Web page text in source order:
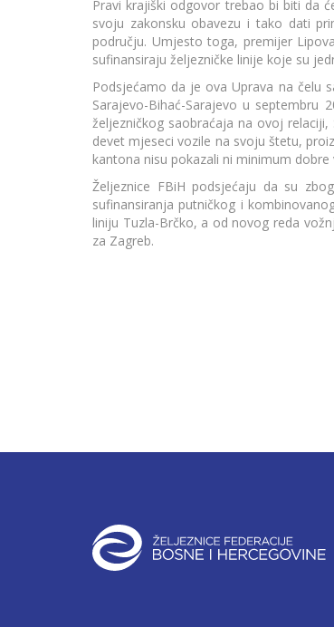
Pravi krajiški odgovor trebao bi biti da
svoju zakonsku obavezu i tako dati
području. Umjesto toga, premijer
sufinansiraju željezničke linije koje su
Podsjećamo da je ova Uprava na čelu
Sarajevo-Bihać-Sarajevo u
željezničkog saobraćaja na ovoj
devet mjeseci vozile na svoju štetu,
kantona nisu pokazali ni minimum
Željeznice FBiH podsjećaju da su
sufinansiranja putničkog i
liniju Tuzla-Brčko, a od novog reda
za Zagreb.